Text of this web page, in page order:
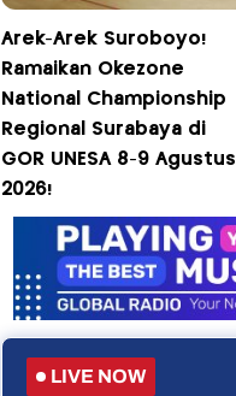
Arek-Arek Suroboyo!
Ramaikan Okezone
National Championship
Regional Surabaya di
GOR UNESA 8-9 Agustus
2026!
LIVE NOW